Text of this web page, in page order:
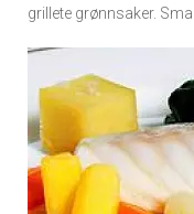
Få
Vi tilbyr
grillete grønnsaker.